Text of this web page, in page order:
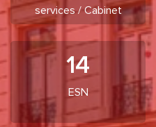
services / Cabinet
14
ESN